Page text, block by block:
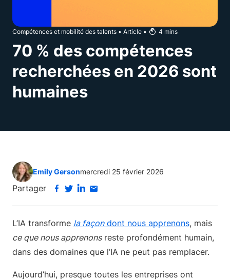
Compétences et mobilité des talents • Article • 4 mins
70 % des compétences
recherchées en 2026 sont
humaines
Emily Gersonmercredi 25 février 2026
Partager
L’IA transforme la façondont nous apprenons, mais
ce que nous apprenonsreste profondément humain,
dans des domaines que l’IA ne peut pas remplacer.
Aujourd’hui, presque toutes les entreprises ont